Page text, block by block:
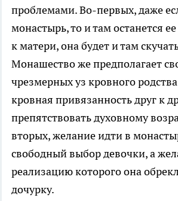
проблемами. Во-первых, даже
монастырь, то и там останется
к матери, она будет и там
Монашество же предполагает
чрезмерных уз кровного
кровная привязанность друг к
препятствовать духовному
вторых, желание идти в
свободный выбор девочки, а
реализацию которого она
дочурку.